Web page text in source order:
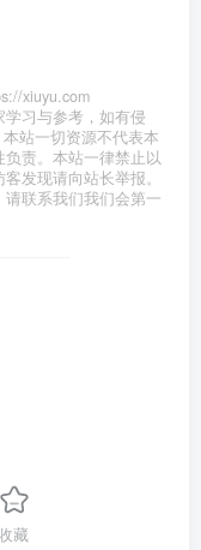
xiuyu.com
习与参考，如有侵
站一切资源不代表本
责。本站一律禁止以
发现请向站长举报。
联系我们我们会第一
藏